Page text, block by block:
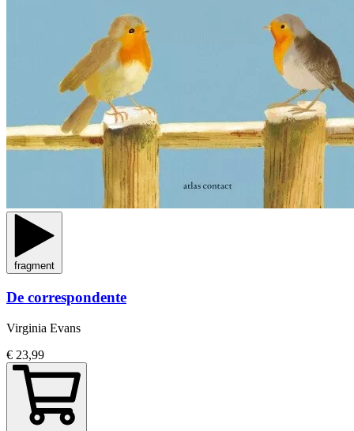
fragment
De correspondente
Virginia Evans
€ 23,99